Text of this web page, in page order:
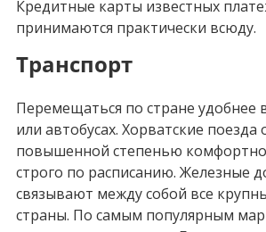
Кредитные карты известных
принимаются практически всюду.
Транспорт
Перемещаться по стране удобнее
или автобусах. Хорватские поезда
повышенной степенью
строго по расписанию. Железные
связывают между собой все
страны. По самым популярным